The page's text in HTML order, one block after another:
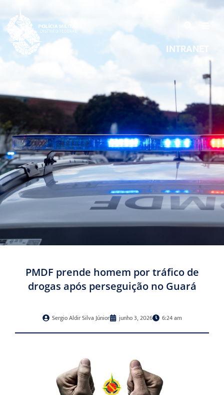
INTRANET
PMDF prende homem por tráfico de
drogas após perseguição no Guará
Sergio Aldir Silva Júnior junho 3, 2026 6:24 am